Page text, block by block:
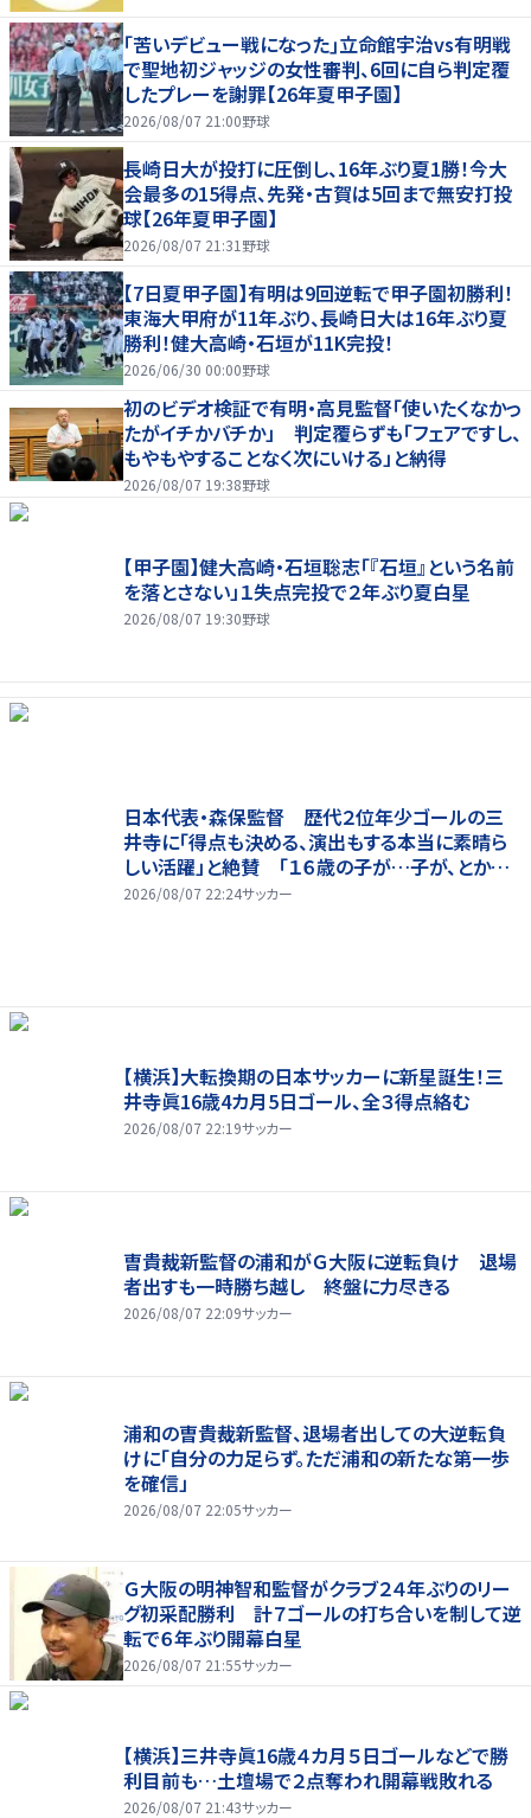
｢苦いデビュー戦になった｣立命館宇治vs有明戦
で聖地初ジャッジの女性審判、6回に自ら判定覆
したプレーを謝罪【26年夏甲子園】
2026/08/07 21:00野球
長崎日大が投打に圧倒し、16年ぶり夏1勝！今大
会最多の15得点、先発・古賀は5回まで無安打投
球【26年夏甲子園】
2026/08/07 21:31 野球
【7日夏甲子園】有明は9回逆転で甲子園初勝利！
東海大甲府が11年ぶり、長崎日大は16年ぶり夏
勝利！健大高崎・石垣が11K完投！
2026/06/30 00:00野球
初のビデオ検証で有明・高見監督「使いたくなかっ
たがイチかバチか」 判定覆らずも「フェアですし、
もやもやすることなく次にいける」と納得
2026/08/07 19:38野球
【甲子園】健大高崎・石垣聡志「『石垣』という名前
を落とさない」１失点完投で２年ぶり夏白星
2026/08/07 19:30野球
日本代表・森保監督 歴代２位年少ゴールの三
井寺に「得点も決める、演出もする本当に素晴ら
しい活躍」と絶賛 「１６歳の子が…子が、とかっ
て言ったら本当に失礼ですね」と自省
2026/08/07 22:24サッカー
【横浜】大転換期の日本サッカーに新星誕生！三
井寺眞16歳4カ月5日ゴール、全３得点絡む
2026/08/07 22:19サッカー
曺貴裁新監督の浦和がＧ大阪に逆転負け 退場
者出すも一時勝ち越し 終盤に力尽きる
2026/08/07 22:09サッカー
浦和の曺貴裁新監督、退場者出しての大逆転負
けに「自分の力足らず。ただ浦和の新たな第一歩
を確信」
2026/08/07 22:05サッカー
Ｇ大阪の明神智和監督がクラブ２４年ぶりのリー
グ初采配勝利 計７ゴールの打ち合いを制して逆
転で６年ぶり開幕白星
2026/08/07 21:55サッカー
【横浜】三井寺眞16歳４カ月５日ゴールなどで勝
利目前も…土壇場で２点奪われ開幕戦敗れる
2026/08/07 21:43サッカー